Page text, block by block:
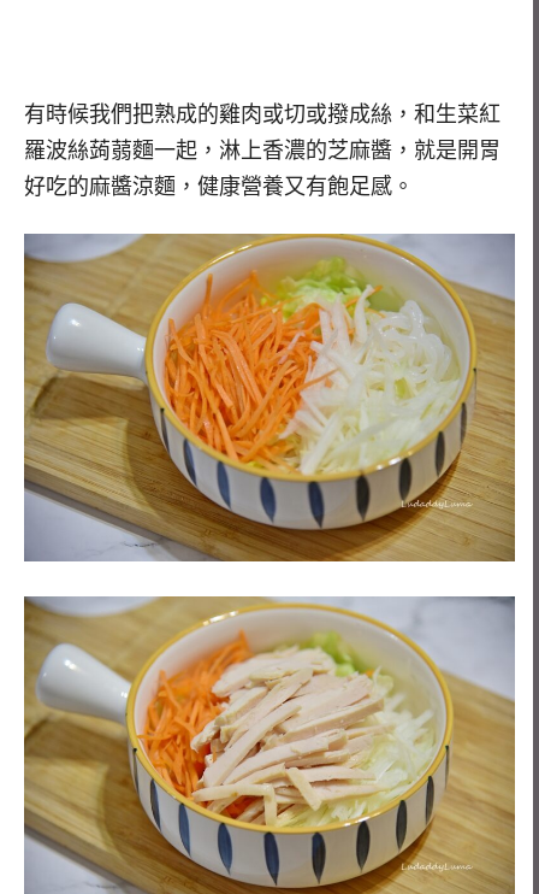
有時候我們把熟成的雞肉或切或撥成絲，和生菜紅
羅波絲蒟蒻麵一起，淋上香濃的芝麻醬，就是開胃
好吃的麻醬涼麵，健康營養又有飽足感。